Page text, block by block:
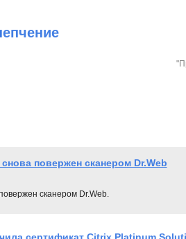
повержен сканером Dr.Web
сканером Dr.Web.